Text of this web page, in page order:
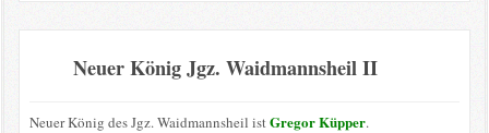
Neuer König Jgz. Waidmannsheil II
Neuer König des Jgz. Waidmannsheil istGregor Küpper.